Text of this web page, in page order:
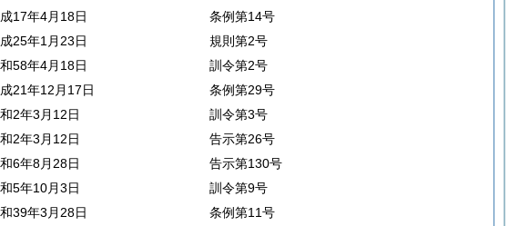
17年4月18日
条例第14号
25年1月23日
規則第2号
58年4月18日
訓令第2号
21年12月17日
条例第29号
2年3月12日
訓令第3号
2年3月12日
告示第26号
6年8月28日
告示第130号
5年10月3日
訓令第9号
39年3月28日
条例第11号